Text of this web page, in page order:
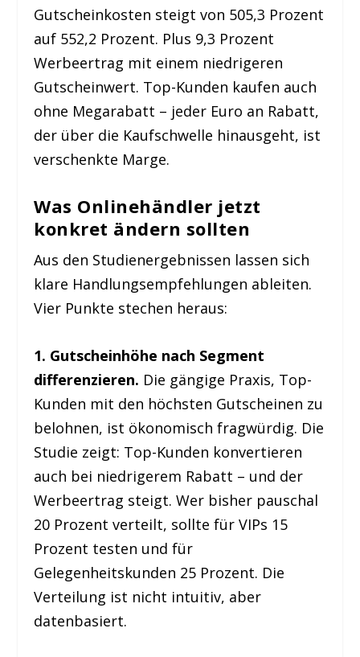
Gutscheinkosten steigt von 505,3 Prozent
auf 552,2 Prozent. Plus 9,3 Prozent
Werbeertrag mit einem niedrigeren
Gutscheinwert. Top-Kunden kaufen auch
ohne Megarabatt – jeder Euro an Rabatt,
der über die Kaufschwelle hinausgeht, ist
verschenkte Marge.
Was Onlinehändler jetzt
konkret ändern sollten
Aus den Studienergebnissen lassen sich
klare Handlungsempfehlungen ableiten.
Vier Punkte stechen heraus:
1. Gutscheinhöhe nach Segment
differenzieren. Die gängige Praxis, Top-
Kunden mit den höchsten Gutscheinen zu
belohnen, ist ökonomisch fragwürdig. Die
Studie zeigt: Top-Kunden konvertieren
auch bei niedrigerem Rabatt – und der
Werbeertrag steigt. Wer bisher pauschal
20 Prozent verteilt, sollte für VIPs 15
Prozent testen und für
Gelegenheitskunden 25 Prozent. Die
Verteilung ist nicht intuitiv, aber
datenbasiert.